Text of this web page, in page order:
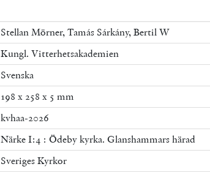
Stellan Mörner, Tamás Sárkány, Bertil W
Kungl. Vitterhetsakademien
Svenska
198 x 258 x 5 mm
kvhaa-2026
Närke I:4 : Ödeby kyrka. Glanshammars härad
Sveriges Kyrkor